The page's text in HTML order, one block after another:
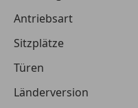
Kreditbetrag
Zu zahlender
Gesamtbetrag
Einberechnete Gebühren
Antriebsart
Sitzplätze
Türen
Länderversion